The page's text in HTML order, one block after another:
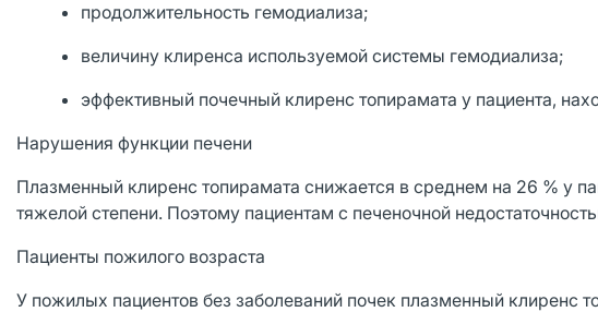
продолжительность гемодиализа;
величину клиренса используемой системы гемодиализа;
эффективный почечный клиренс топирамата у пациента,
Нарушения функции печени
Плазменный клиренс топирамата снижается в среднем на 26 % у
тяжелой степени. Поэтому пациентам с печеночной
Пациенты пожилого возраста
У пожилых пациентов без заболеваний почек плазменный клиренс